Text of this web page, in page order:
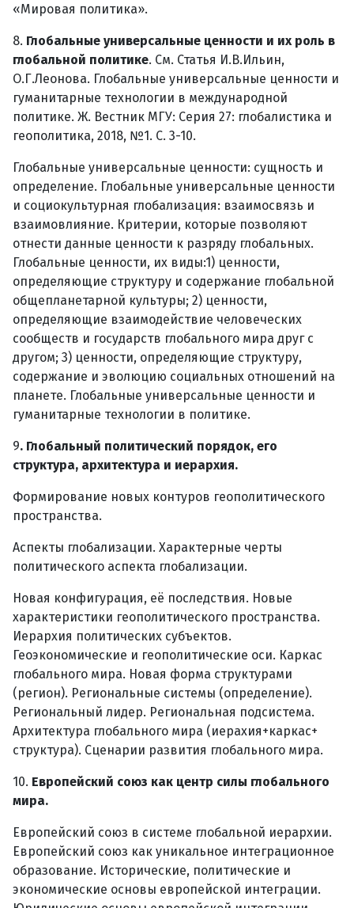
«Мировая политика».
8. Глобальные универсальные ценности и их роль в
глобальной политике. См. Статья И.В.Ильин,
О.Г.Леонова. Глобальные универсальные ценности и
гуманитарные технологии в международной
политике. Ж. Вестник МГУ: Серия 27: глобалистика и
геополитика, 2018, №1. С. 3-10.
Глобальные универсальные ценности: сущность и
определение. Глобальные универсальные ценности
и социокультурная глобализация: взаимосвязь и
взаимовлияние. Критерии, которые позволяют
отнести данные ценности к разряду глобальных.
Глобальные ценности, их виды:1) ценности,
определяющие структуру и содержание глобальной
общепланетарной культуры; 2) ценности,
определяющие взаимодействие человеческих
сообществ и государств глобального мира друг с
другом; 3) ценности, определяющие структуру,
содержание и эволюцию социальных отношений на
планете. Глобальные универсальные ценности и
гуманитарные технологии в политике.
9. Глобальный политический порядок, его
структура, архитектура и иерархия.
Формирование новых контуров геополитического
пространства.
Аспекты глобализации. Характерные черты
политического аспекта глобализации.
Новая конфигурация, её последствия. Новые
характеристики геополитического пространства.
Иерархия политических субъектов.
Геоэкономические и геополитические оси. Каркас
глобального мира. Новая форма структурами
(регион). Региональные системы (определение).
Региональный лидер. Региональная подсистема.
Архитектура глобального мира (иерахия+каркас+
структура). Сценарии развития глобального мира.
10. Европейский союз как центр силы глобального
мира.
Европейский союз в системе глобальной иерархии.
Европейский союз как уникальное интеграционное
образование. Исторические, политические и
экономические основы европейской интеграции.